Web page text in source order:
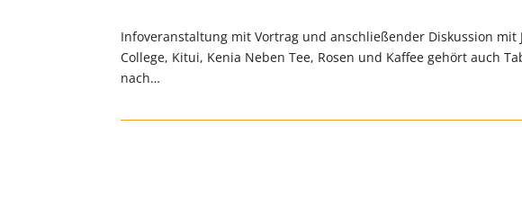
Infoveranstaltung mit Vortrag und anschließender Diskussion mit
College, Kitui, Kenia Neben Tee, Rosen und Kaffee gehört auch
nach…